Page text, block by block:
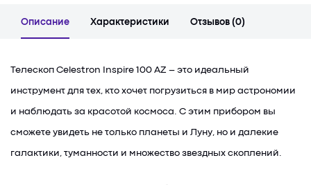
Описание Характеристики Отзывов (0)
Телескоп Celestron Inspire 100 AZ – это идеальный
инструмент для тех, кто хочет погрузиться в мир астрономии
и наблюдать за красотой космоса. С этим прибором вы
сможете увидеть не только планеты и Луну, но и далекие
галактики, туманности и множество звездных скоплений.